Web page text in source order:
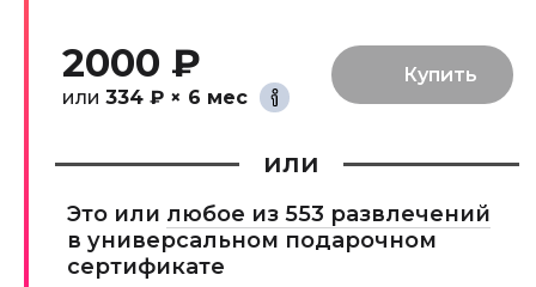
2000 ₽
или 334 ₽ × 6 мес
или
Это или любое из 553 развлечений
в универсальном подарочном
сертификате